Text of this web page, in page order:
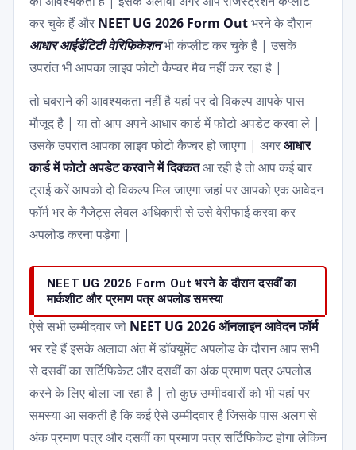
कर चुके हैं और NEET UG 2026 Form Outभरने के दौरान
आधार आईडेंटिटी वेरिफिकेशनभी कंप्लीट कर चुके हैं | उसके
उपरांत भी आपका लाइव फोटो कैप्चर मैच नहीं कर रहा है |
तो घबराने की आवश्यकता नहीं है यहां पर दो विकल्प आपके पास
मौजूद है | या तो आप अपने आधार कार्ड में फोटो अपडेट करवा ले |
उसके उपरांत आपका लाइव फोटो कैप्चर हो जाएगा | अगरआधार
कार्ड में फोटो अपडेट करवाने में दिक्कतआ रही है तो आप कई बार
ट्राई करें आपको दो विकल्प मिल जाएगा जहां पर आपको एक आवेदन
फॉर्म भर के गैजेट्स लेवल अधिकारी से उसे वेरीफाई करवा कर
अपलोड करना पड़ेगा |
NEET UG 2026 Form Out भरने के दौरान दसवीं का
मार्कशीट और प्रमाण पत्र अपलोड समस्या
ऐसे सभी उम्मीदवार जो NEET UG 2026 ऑनलाइन आवेदन फॉर्म
भर रहे हैं इसके अलावा अंत में डॉक्यूमेंट अपलोड के दौरान आप सभी
से दसवीं का सर्टिफिकेट और दसवीं का अंक प्रमाण पत्र अपलोड
करने के लिए बोला जा रहा है | तो कुछ उम्मीदवारों को भी यहां पर
समस्या आ सकती है कि कई ऐसे उम्मीदवार है जिसके पास अलग से
अंक प्रमाण पत्र और दसवीं का प्रमाण पत्र सर्टिफिकेट होगा लेकिन